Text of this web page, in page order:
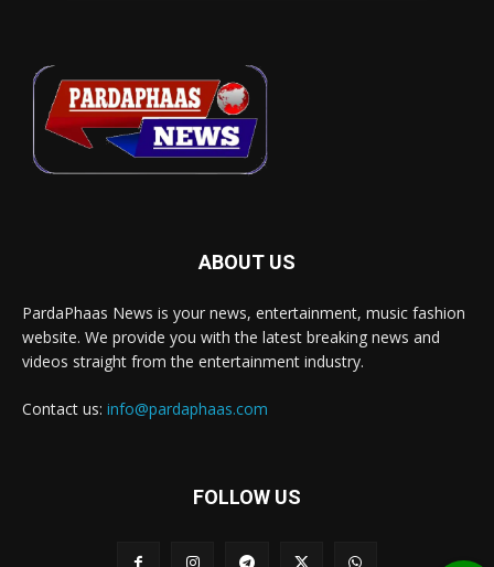
ABOUT US
PardaPhaas News is your news, entertainment, music fashion
website. We provide you with the latest breaking news and
videos straight from the entertainment industry.
Contact us: info@pardaphaas.com
FOLLOW US